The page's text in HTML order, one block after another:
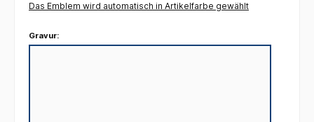
Das Emblem wird automatisch in Artikelfarbe gewählt
Gravur: